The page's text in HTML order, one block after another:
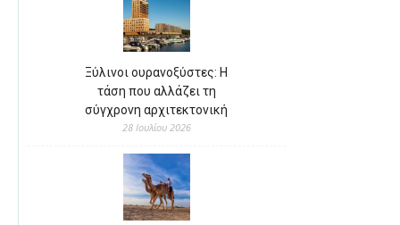
Ξύλινοι ουρανοξύστες: Η
τάση που αλλάζει τη
σύγχρονη αρχιτεκτονική
28 Ιουλίου 2026